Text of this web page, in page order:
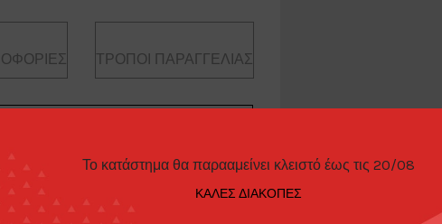
Το κατάστημα θα παρααμείνει κλειστό έως τις 20/08
ΚΑΛΕΣ ΔΙΑΚΟΠΕΣ
ΤΡΌΠΟΙ ΠΑΡΑΓΓΕΛΊΑΣ